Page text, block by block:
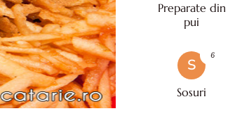
Preparate din
pui
S
Sosuri
6